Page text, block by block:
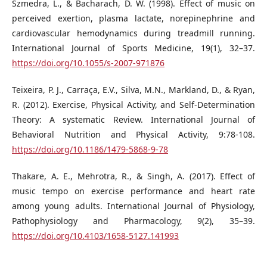
Szmedra, L., & Bacharach, D. W. (1998). Effect of music on
perceived exertion, plasma lactate, norepinephrine and
cardiovascular hemodynamics during treadmill running.
International Journal of Sports Medicine, 19(1), 32–37.
https://doi.org/10.1055/s-2007-971876
Teixeira, P. J., Carraça, E.V., Silva, M.N., Markland, D., & Ryan,
R. (2012). Exercise, Physical Activity, and Self-Determination
Theory: A systematic Review. International Journal of
Behavioral Nutrition and Physical Activity, 9:78-108.
https://doi.org/10.1186/1479-5868-9-78
Thakare, A. E., Mehrotra, R., & Singh, A. (2017). Effect of
music tempo on exercise performance and heart rate
among young adults. International Journal of Physiology,
Pathophysiology and Pharmacology, 9(2), 35–39.
https://doi.org/10.4103/1658-5127.141993